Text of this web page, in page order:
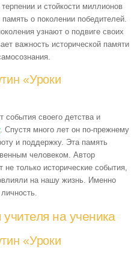
и стойкости миллионов
о поколении победителей.
узнают о подвиге своих
важность исторической памяти
«Уроки
события своего детства и
. Спустя много лет он по-прежнему
и поддержку. Эта память
человеком. Автор
только исторические события,
на нашу жизнь. Именно
на ученика
«Уроки